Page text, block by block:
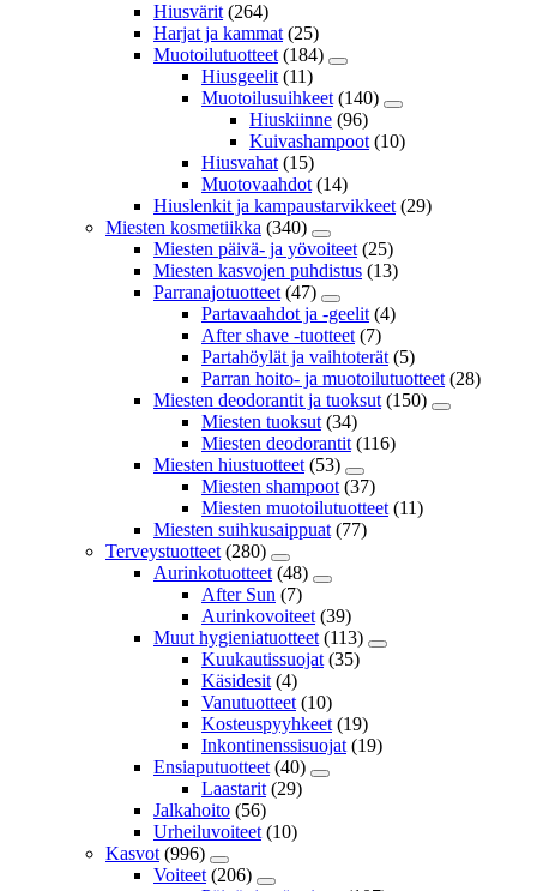
Hiusvärit (264)
Harjat ja kammat (25)
Muotoilutuotteet (184)
Hiusgeelit (11)
Muotoilusuihkeet (140)
Hiuskiinne (96)
Kuivashampoot (10)
Hiusvahat (15)
Muotovaahdot (14)
Hiuslenkit ja kampaustarvikkeet (29)
Miesten kosmetiikka (340)
Miesten päivä- ja yövoiteet (25)
Miesten kasvojen puhdistus (13)
Parranajotuotteet (47)
Partavaahdot ja -geelit (4)
After shave -tuotteet (7)
Partahöylät ja vaihtoterät (5)
Parran hoito- ja muotoilutuotteet (28)
Miesten deodorantit ja tuoksut (150)
Miesten tuoksut (34)
Miesten deodorantit (116)
Miesten hiustuotteet (53)
Miesten shampoot (37)
Miesten muotoilutuotteet (11)
Miesten suihkusaippuat (77)
Terveystuotteet (280)
Aurinkotuotteet (48)
After Sun (7)
Aurinkovoiteet (39)
Muut hygieniatuotteet (113)
Kuukautissuojat (35)
Käsidesit (4)
Vanutuotteet (10)
Kosteuspyyhkeet (19)
Inkontinenssisuojat (19)
Ensiaputuotteet (40)
Laastarit (29)
Jalkahoito (56)
Urheiluvoiteet (10)
Kasvot (996)
Voiteet (206)